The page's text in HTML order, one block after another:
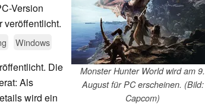
Monster Hunter World wird am 9.
August für PC erscheinen. (Bild:
Capcom)
Version
veröffentlicht.
Windows
Die
Als
wird ein